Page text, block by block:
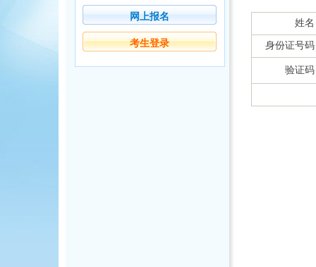
机构遴选结果的公告
关于公布2024年福建省信息通信行业职业技能竞
的通知
培训项目收费标准公示（2024）002
网上报名
考生登录
姓
身份证号
验证